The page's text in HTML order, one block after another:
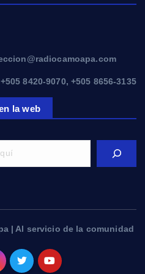
8420-9070, +505 8656-3135
la web
| Al servicio de la comunidad